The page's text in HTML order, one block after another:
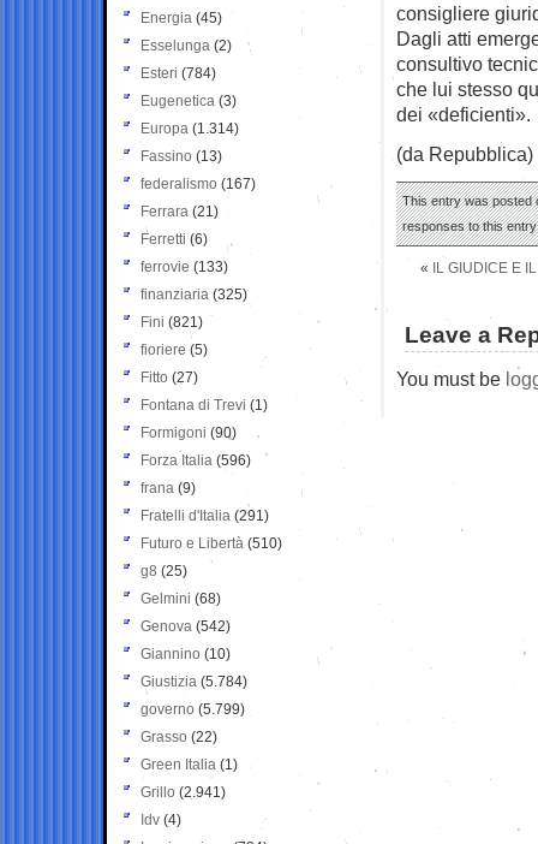
consigliere
Dagli atti
consultivo
che lui stesso
dei «deficienti».
(da Repubblica)
This entry was posted
responses to this
« IL GIUDICE E
Leave a
You must be
Energia (45)
Esselunga (2)
Esteri (784)
Eugenetica (3)
Europa (1.314)
Fassino (13)
federalismo (167)
Ferrara (21)
Ferretti (6)
ferrovie (133)
finanziaria (325)
Fini (821)
fioriere (5)
Fitto (27)
Fontana di Trevi (1)
Formigoni (90)
Forza Italia (596)
frana (9)
Fratelli d'Italia (291)
Futuro e Libertà (510)
g8 (25)
Gelmini (68)
Genova (542)
Giannino (10)
Giustizia (5.784)
governo (5.799)
Grasso (22)
Green Italia (1)
Grillo (2.941)
Idv (4)